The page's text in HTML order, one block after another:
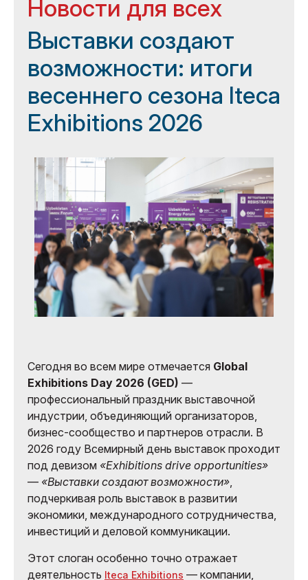
Новости для всех
Выставки создают
возможности: итоги
весеннего сезона Iteca
Exhibitions 2026
Сегодня во всем мире отмечается Global
Exhibitions Day 2026 (GED) —
профессиональный праздник выставочной
индустрии, объединяющий организаторов,
бизнес-сообщество и партнеров отрасли. В
2026 году Всемирный день выставок проходит
под девизом «Exhibitions drive opportunities»
— «Выставки создают возможности»
подчеркивая роль выставок в развитии
экономики, международного сотрудничества,
инвестиций и деловой коммуникации.
Этот слоган особенно точно отражает
деятельность Iteca Exhibitions — компании,